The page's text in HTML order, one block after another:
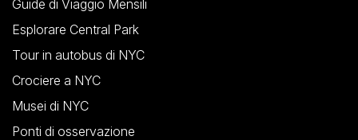
Guide di Viaggio Mensili
Esplorare Central Park
Tour in autobus di NYC
Crociere a NYC
Musei di NYC
Ponti di osservazione